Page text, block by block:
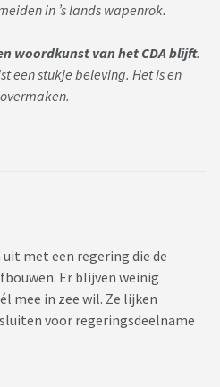
in ’s lands wapenrok.
woordkunst van het CDA blijft.
een stukje beleving. Het is en
uit met een regering die de
Er blijven weinig
mee in zee wil. Ze lijken
voor regeringsdeelname